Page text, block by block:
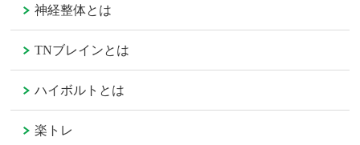
神経整体とは
TNブレインとは
ハイボルトとは
楽トレ